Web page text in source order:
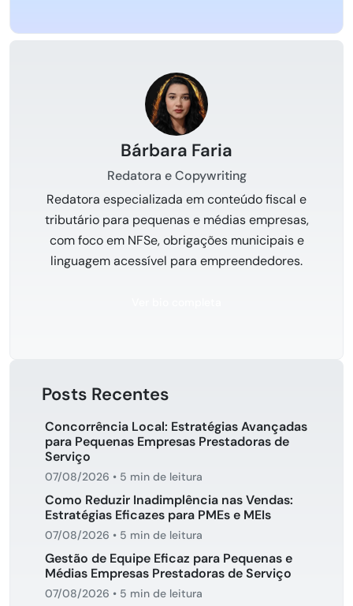
Bárbara Faria
Redatora e Copywriting
Redatora especializada em conteúdo fiscal e
tributário para pequenas e médias empresas,
com foco em NFSe, obrigações municipais e
linguagem acessível para empreendedores.
Posts Recentes
Concorrência Local: Estratégias Avançadas
para Pequenas Empresas Prestadoras de
Serviço
07/08/2026 • 5 min de leitura
Como Reduzir Inadimplência nas Vendas:
Estratégias Eficazes para PMEs e MEIs
07/08/2026 • 5 min de leitura
Gestão de Equipe Eficaz para Pequenas e
Médias Empresas Prestadoras de Serviço
07/08/2026 • 5 min de leitura